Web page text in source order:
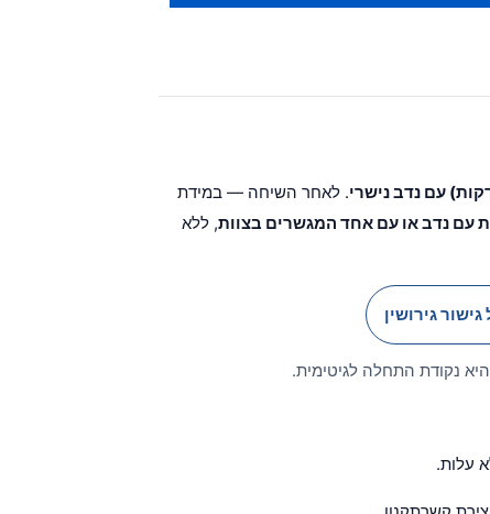
. לאחר השיחה — במידת
עם נדב או עם אחד המגשרים בצוות, ללא
גירושין
נקודת התחלה לגיטימית.
עלות.